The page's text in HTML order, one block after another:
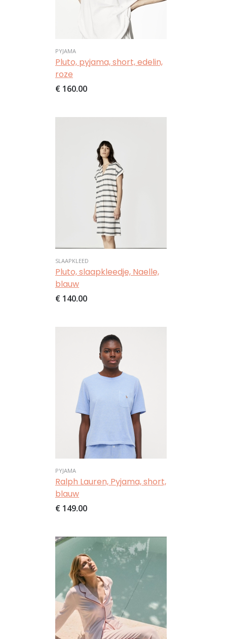
PYJAMA
Pluto, pyjama, short, edelin,
roze
€ 160,00
SLAAPKLEED
Pluto, slaapkleedje, Naelle,
blauw
€ 140,00
PYJAMA
Ralph Lauren, Pyjama, short,
blauw
€ 149,00
Afbeelding